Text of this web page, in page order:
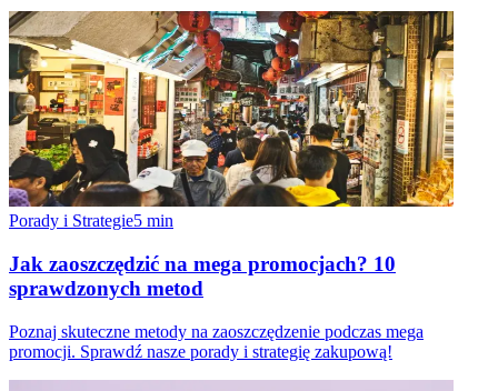
Porady i Strategie5 min
Jak zaoszczędzić na mega promocjach? 10
sprawdzonych metod
Poznaj skuteczne metody na zaoszczędzenie podczas mega
promocji. Sprawdź nasze porady i strategię zakupową!